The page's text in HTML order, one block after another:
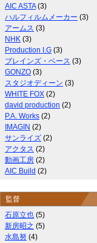
AIC ASTA(3)
ハルフィルムメーカー (3)
アームス (3)
NHK (3)
Production I.G (3)
ブレインズ・ベース (3)
GONZO (3)
スタジオディーン (3)
WHITE FOX (2)
david production (2)
P.A. Works (2)
IMAGIN (2)
サンライズ (2)
アクタス (2)
動画工房 (2)
AIC Build (2)
監督
石原立也 (5)
新房昭之 (5)
水島努 (4)